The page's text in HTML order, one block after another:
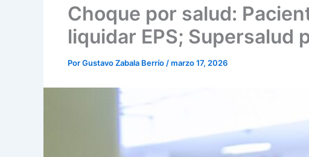
Choque por salud:
liquidar EPS; Supersalud
PorGustavo Zabala Berrío/marzo 17, 2026